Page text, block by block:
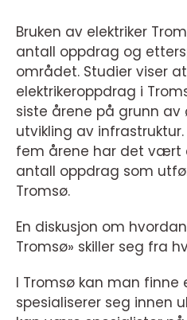
Bruken av elektriker
antall oppdrag og
området. Studier viser
elektrikeroppdrag i
siste årene på grunn av
utvikling av
fem årene har det vært
antall oppdrag som
Tromsø.
En diskusjon om
Tromsø» skiller seg fra
I Tromsø kan man finne
spesialiserer seg innen